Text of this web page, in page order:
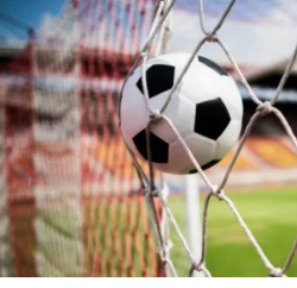
SAĞLIK
KÜLTÜR SANAT
SERVISLER